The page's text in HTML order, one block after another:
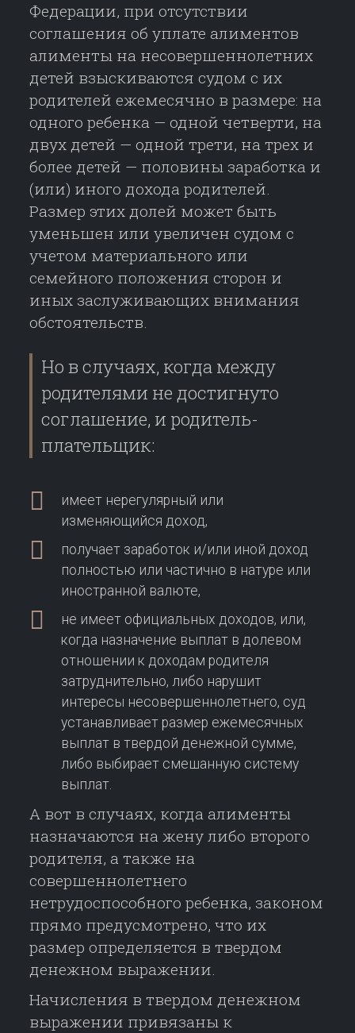
Федерации, при отсутствии
соглашения об уплате алиментов
алименты на несовершеннолетних
детей взыскиваются судом с их
родителей ежемесячно в размере: на
одного ребенка — одной четверти, на
двух детей — одной трети, на трех и
более детей — половины заработка и
(или) иного дохода родителей.
Размер этих долей может быть
уменьшен или увеличен судом с
учетом материального или
семейного положения сторон и
иных заслуживающих внимания
обстоятельств.
Но в случаях, когда между
родителями не достигнуто
соглашение, и родитель-
плательщик:
имеет нерегулярный или
изменяющийся доход,
получает заработок и/или иной доход
полностью или частично в натуре или
иностранной валюте,
не имеет официальных доходов, или,
когда назначение выплат в долевом
отношении к доходам родителя
затруднительно, либо нарушит
интересы несовершеннолетнего, суд
устанавливает размер ежемесячных
выплат в твердой денежной сумме,
либо выбирает смешанную систему
выплат.
А вот в случаях, когда алименты
назначаются на жену либо второго
родителя, а также на
совершеннолетнего
нетрудоспособного ребенка, законом
прямо предусмотрено, что их
размер определяется в твердом
денежном выражении.
Начисления в твердом денежном
выражении привязаны к